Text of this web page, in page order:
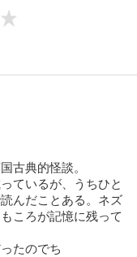
古典的怪談。
ているが、うちひと
んだことある。ネズ
ころが記憶に残って
たのでち